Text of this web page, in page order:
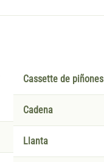
Cassette de piñones
Cadena
Llanta